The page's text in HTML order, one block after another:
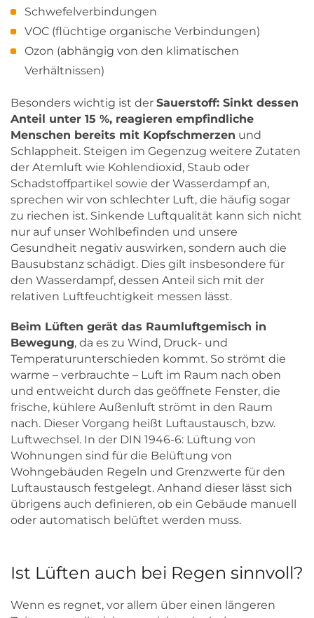
Schwefelverbindungen
VOC (flüchtige organische Verbindungen)
Ozon (abhängig von den klimatischen
Verhältnissen)
Besonders wichtig ist der Sauerstoff: Sinkt dessen
Anteil unter 15 %, reagieren empfindliche
Menschen bereits mit Kopfschmerzen und
Schlappheit. Steigen im Gegenzug weitere Zutaten
der Atemluft wie Kohlendioxid, Staub oder
Schadstoffpartikel sowie der Wasserdampf an,
sprechen wir von schlechter Luft, die häufig sogar
zu riechen ist. Sinkende Luftqualität kann sich nicht
nur auf unser Wohlbefinden und unsere
Gesundheit negativ auswirken, sondern auch die
Bausubstanz schädigt. Dies gilt insbesondere für
den Wasserdampf, dessen Anteil sich mit der
relativen Luftfeuchtigkeit messen lässt.
Beim Lüften gerät das Raumluftgemisch in
Bewegung, da es zu Wind, Druck- und
Temperaturunterschieden kommt. So strömt die
warme – verbrauchte – Luft im Raum nach oben
und entweicht durch das geöffnete Fenster, die
frische, kühlere Außenluft strömt in den Raum
nach. Dieser Vorgang heißt Luftaustausch, bzw.
Luftwechsel. In der DIN 1946-6: Lüftung von
Wohnungen sind für die Belüftung von
Wohngebäuden Regeln und Grenzwerte für den
Luftaustausch festgelegt. Anhand dieser lässt sich
übrigens auch definieren, ob ein Gebäude manuell
oder automatisch belüftet werden muss.
Ist Lüften auch bei Regen sinnvoll?
Wenn es regnet, vor allem über einen längeren